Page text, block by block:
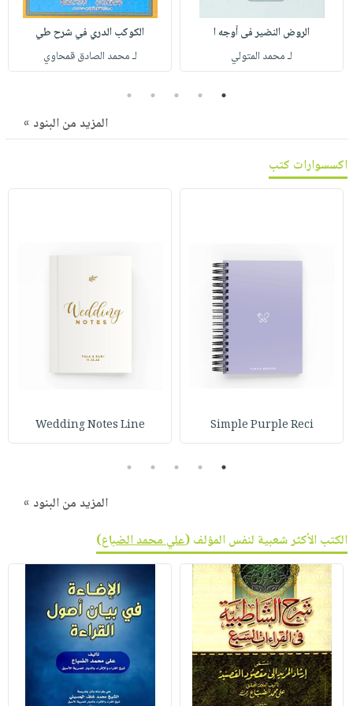
أطفال
مناسبات
فيديوهات
أسئلة
انشر
كتابك
عربةالروض النضير فى أوجه ا
لـ محمد المتولي
الكوكب الدري في شرح طي
لـ محمد الصادق قمحاوي
1
2
3
4
5
المزيد من البنود »
اكسسوارات كتب
Simple Purple Reci
Wedding Notes Line
1
2
3
4
5
المزيد من البنود »
الكتب الأكثر شعبية لنفس المؤلف (علي محمد الضباع)